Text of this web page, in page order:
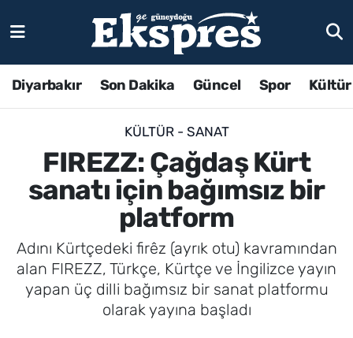
Diyarbakır Son Dakika Güncel Spor
KÜLTÜR - SANAT
FIREZZ: Çağdaş Kürt
sanatı için bağımsız bir
platform
Adını Kürtçedeki firêz (ayrık otu) kavramından
alan FIREZZ, Türkçe, Kürtçe ve İngilizce yayın
yapan üç dilli bağımsız bir sanat platformu
olarak yayına başladı